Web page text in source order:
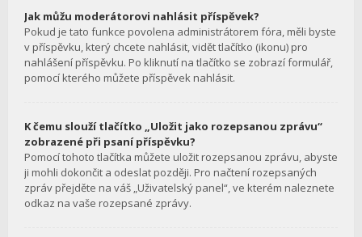
Jak můžu moderátorovi nahlásit příspěvek?
Pokud je tato funkce povolena administrátorem fóra, měli byste
v příspěvku, který chcete nahlásit, vidět tlačítko (ikonu) pro
nahlášení příspěvku. Po kliknutí na tlačítko se zobrazí formulář,
pomocí kterého můžete příspěvek nahlásit.
K čemu slouží tlačítko „Uložit jako rozepsanou zprávu“
zobrazené při psaní příspěvku?
Pomocí tohoto tlačítka můžete uložit rozepsanou zprávu, abyste
ji mohli dokončit a odeslat později. Pro načtení rozepsaných
zpráv přejděte na váš „Uživatelský panel“, ve kterém naleznete
odkaz na vaše rozepsané zprávy.